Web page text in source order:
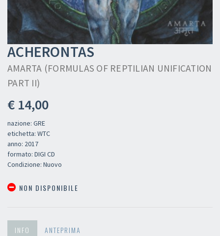
ACHERONTAS
AMARTA (FORMULAS OF REPTILIAN UNIFICATION
PART II)
€ 14,00
nazione: GRE
etichetta: WTC
anno: 2017
formato: DIGI CD
Condizione: Nuovo
NON DISPONIBILE
INFO ANTEPRIMA